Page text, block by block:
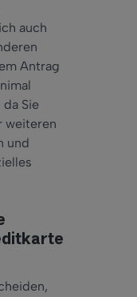
auch
Antrag
da Sie
weiteren
und